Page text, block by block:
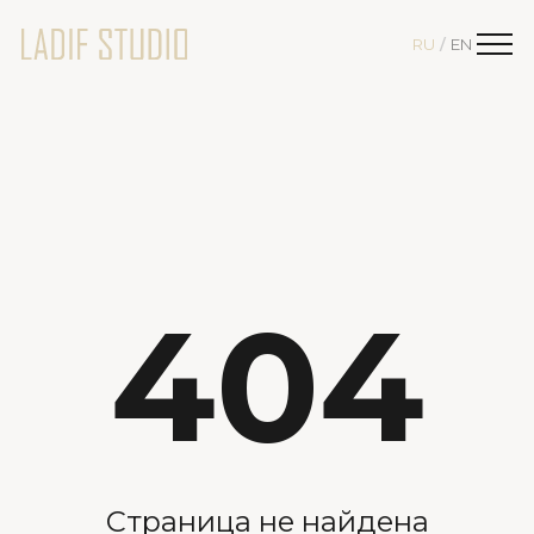
RU / EN
404
Страница не найдена